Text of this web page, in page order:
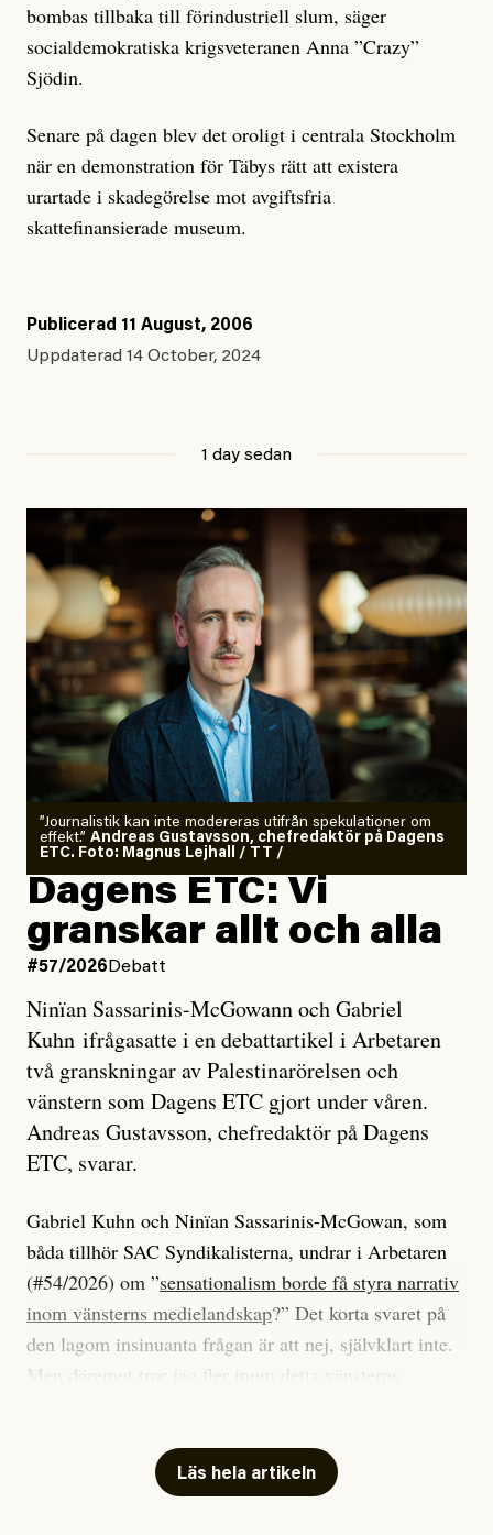
bombas tillbaka till förindustriell slum, säger
socialdemokratiska krigsveteranen Anna ”Crazy”
Sjödin.
Senare på dagen blev det oroligt i centrala Stockholm
när en demonstration för Täbys rätt att existera
urartade i skadegörelse mot avgiftsfria
skattefinansierade museum.
Publicerad 11 August, 2006
Uppdaterad 14 October, 2024
1 day sedan
”Journalistik kan inte modereras utifrån spekulationer om
effekt.” Andreas Gustavsson, chefredaktör på Dagens
ETC. Foto: Magnus Lejhall / TT /
Dagens ETC: Vi
granskar allt och alla
#57/2026 Debatt
Ninïan Sassarinis-McGowann och Gabriel
Kuhn ifrågasatte i en debattartikel i Arbetaren
två granskningar av Palestinarörelsen och
vänstern som Dagens ETC gjort under våren.
Andreas Gustavsson, chefredaktör på Dagens
ETC, svarar.
Gabriel Kuhn och Ninïan Sassarinis-McGowan, som
båda tillhör SAC Syndikalisterna, undrar i Arbetaren
(#54/2026) om ”sensationalism borde få styra narrativ
inom vänsterns medielandskap?” Det korta svaret på
den lagom insinuanta frågan är att nej, självklart inte.
Men däremot tror jag fler inom detta vänsterns
journalistik som vänder sig till många snarare än att
jaga inbördes beundran. Det har i alla fall fungerat för
Läs hela artikeln